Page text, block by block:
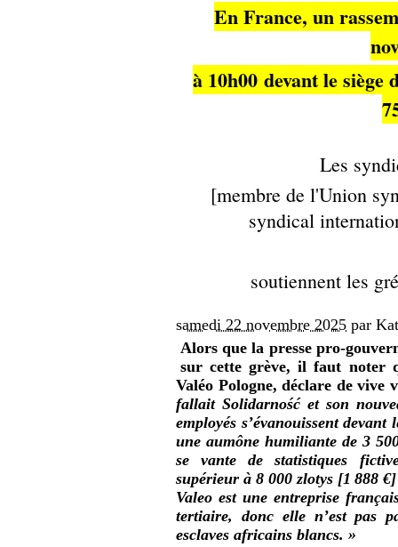
En France, un
à 10h00devant le siège
Les
[membre de l'Union
syndical
soutiennent les
samedi 22 novembre 2025 par
Alors que la presse pro-
sur cette grève, il faut noter
Valéo Pologne, déclare de vive
fallait Solidarność et son
employés s’évanouissent
une aumône humiliante de 3
se vante de statistiques
supérieur à 8 000 zlotys [1 888
Valeo est une entreprise
tertiaire, donc elle n’est pas
esclaves africains blancs. »